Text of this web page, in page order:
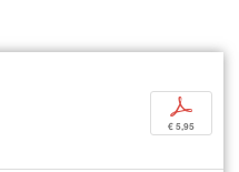
p
€ 5,95